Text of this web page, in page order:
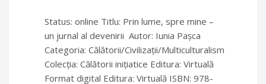
Status: online Titlu: Prin lume, spre mine –
un jurnal al devenirii Autor: Iunia Paşca
Categoria: Călătorii/Civilizaţii/Multiculturalism
Colecţia: Călătorii iniţiatice Editura: Virtuală
Format digital Editura: Virtuală ISBN: 978-